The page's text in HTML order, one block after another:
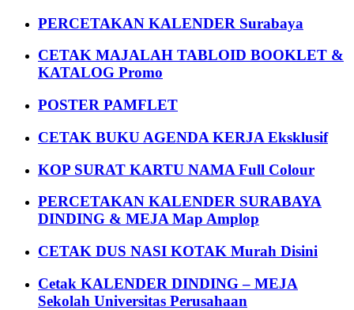
PERCETAKAN KALENDER Surabaya
CETAK MAJALAH TABLOID BOOKLET &
KATALOG Promo
POSTER PAMFLET
CETAK BUKU AGENDA KERJA Eksklusif
KOP SURAT KARTU NAMA Full Colour
PERCETAKAN KALENDER SURABAYA
DINDING & MEJA Map Amplop
CETAK DUS NASI KOTAK Murah Disini
Cetak KALENDER DINDING – MEJA
Sekolah Universitas Perusahaan